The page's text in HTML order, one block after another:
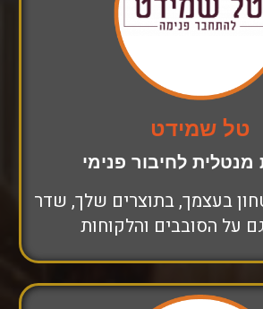
טל שמידט
לחיבור פנימי
בעצמך, בתוצרים שלך, שדר
על הסובבים והלקוחות